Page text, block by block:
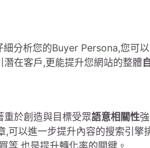
分析您的Buyer Persona,您可
潛在客戶,更能提升您網站的整體
重於創造與目標受眾語意相關性
,可以進一步提升內容的搜索引擎
等,也是提升轉化率的關鍵。